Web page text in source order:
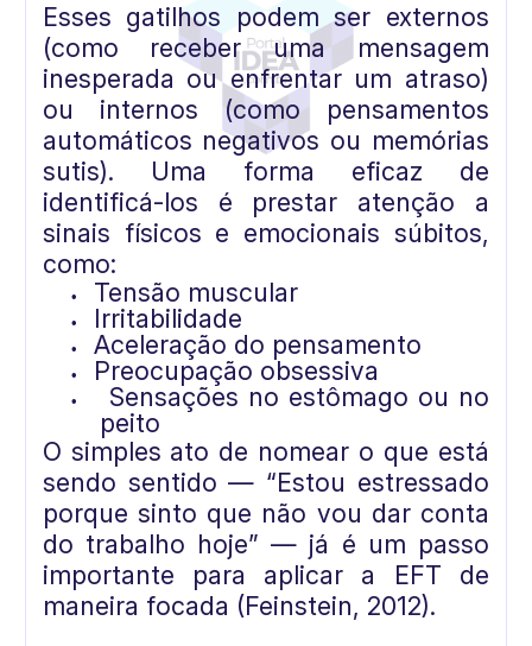
Esses gatilhos podem ser externos
(como receber uma mensagem
inesperada ou enfrentar um atraso)
ou internos (como pensamentos
automáticos negativos ou memórias
sutis). Uma forma eficaz de
identificá-los é prestar atenção a
sinais físicos e emocionais súbitos,
como:
• Tensão muscular
• Irritabilidade
• Aceleração do pensamento
• Preocupação obsessiva
•
Sensações no estômago ou no
peito
O simples ato de nomear o que está
sendo sentido — “Estou estressado
porque sinto que não vou dar conta
do trabalho hoje” — já é um passo
importante para aplicar a EFT de
maneira focada (Feinstein, 2012).